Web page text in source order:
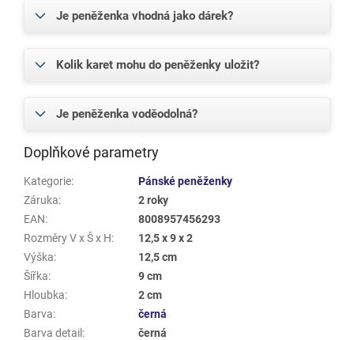
Je peněženka vhodná jako dárek?
Kolik karet mohu do peněženky uložit?
Je peněženka voděodolná?
Doplňkové parametry
Kategorie:
Pánské peněženky
Záruka:
2 roky
EAN:
8008957456293
Rozměry V x Š x H:
12,5 x 9 x 2
Výška:
12,5 cm
Šířka:
9 cm
Hloubka:
2 cm
Barva:
černá
Barva detail :
černá